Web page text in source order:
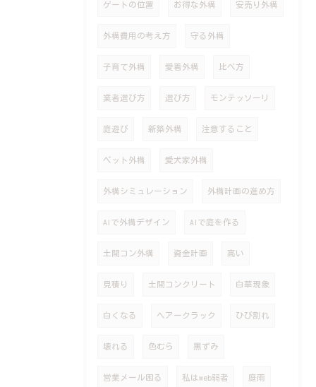
ゲートの位置 お得な外構 安売り外構
外構費用の考え方 守る外構
子育て外構 愛着外構 比べ方
業者選び方 選び方 モンテッソーリ
庭遊び 新築外構 注意すること
ペット外構 愛犬家外構
外構シミュレーション 外構計画の進め方
AIで外構デザイン AIで庭を作る
土間コン外構 資金計画 高い
見積り 土間コンクリート 白華現象
白くなる ヘアークラック ひび割れ
壊れる 色むら 黒ずみ
営業メール困る 私はweb弱者 庭雨